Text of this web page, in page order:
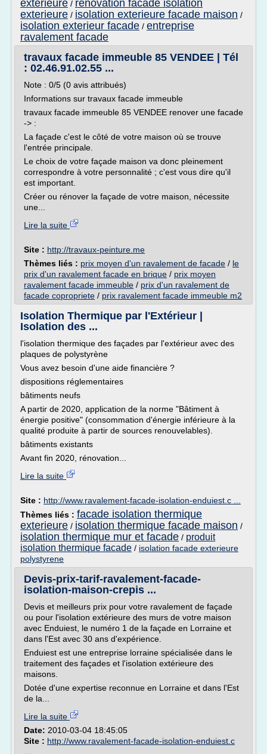
exterieure / renovation facade isolation
exterieure / isolation exterieure facade maison /
isolation exterieur facade / entreprise
ravalement facade
travaux facade immeuble 85 VENDEE | Tél
: 02.46.91.02.55 ...
Note : 0/5 (0 avis attribués)
Informations sur travaux facade immeuble
travaux facade immeuble 85 VENDEE renover une facade
-> :
La façade c'est le côté de votre maison où se trouve
l'entrée principale.
Le choix de votre façade maison va donc pleinement
correspondre à votre personnalité ; c'est vous dire qu'il
est important.
Créer ou rénover la façade de votre maison, nécessite
une...
Lire la suite
Site : http://travaux-peinture.me
Thèmes liés : prix moyen d'un ravalement de facade / le
prix d'un ravalement facade en brique / prix moyen
ravalement facade immeuble / prix d'un ravalement de
facade copropriete / prix ravalement facade immeuble m2
Isolation Thermique par l'Extérieur |
Isolation des ...
l'isolation thermique des façades par l'extérieur avec des
plaques de polystyrène
Vous avez besoin d'une aide financière ?
dispositions réglementaires
bâtiments neufs
A partir de 2020, application de la norme "Bâtiment à
énergie positive" (consommation d'énergie inférieure à la
qualité produite à partir de sources renouvelables).
bâtiments existants
Avant fin 2020, rénovation...
Lire la suite
Site : http://www.ravalement-facade-isolation-enduiest.c ...
Thèmes liés : facade isolation thermique
exterieure / isolation thermique facade maison /
isolation thermique mur et facade / produit
isolation thermique facade / isolation facade exterieure
polystyrene
Devis-prix-tarif-ravalement-facade-
isolation-maison-crepis ...
Devis et meilleurs prix pour votre ravalement de façade
ou pour l'isolation extérieure des murs de votre maison
avec Enduiest, le numéro 1 de la façade en Lorraine et
dans l'Est avec 30 ans d'expérience.
Enduiest est une entreprise lorraine spécialisée dans le
traitement des façades et l'isolation extérieure des
maisons.
Dotée d'une expertise reconnue en Lorraine et dans l'Est
de la...
Lire la suite
Date: 2010-03-04 18:45:05
Site : http://www.ravalement-facade-isolation-enduiest.c